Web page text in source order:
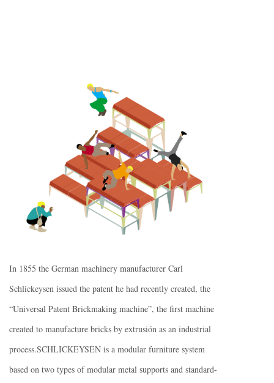
In 1855 the German machinery manufacturer Carl
Schlickeysen issued the patent he had recently created, the
“Universal Patent Brickmaking machine”, the first machine
created to manufacture bricks by extrusión as an industrial
process.SCHLICKEYSEN is a modular furniture system
based on two types of modular metal supports and standard-